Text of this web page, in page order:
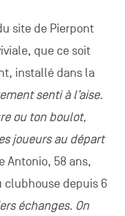
site de Pierpont
que ce soit
installé dans la
senti à l’aise.
ou ton boulot,
joueurs au départ
Antonio, 58 ans,
depuis 6
échanges. On